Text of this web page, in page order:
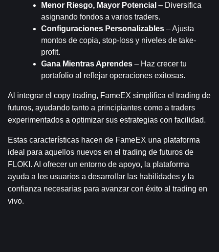
Menor Riesgo, Mayor Potencial – Diversifica
asignando fondos a varios traders.
Configuraciones Personalizables – Ajusta
montos de copia, stop-loss y niveles de take-
profit.
Gana Mientras Aprendes – Haz crecer tu
portafolio al reflejar operaciones exitosas.
Al integrar el copy trading, FameEX simplifica el trading de
futuros, ayudando tanto a principiantes como a traders
experimentados a optimizar sus estrategias con facilidad.
Estas características hacen de FameEX una plataforma
ideal para aquellos nuevos en el trading de futuros de
FLOKI. Al ofrecer un entorno de apoyo, la plataforma
ayuda a los usuarios a desarrollar las habilidades y la
confianza necesarias para avanzar con éxito al trading en
vivo.